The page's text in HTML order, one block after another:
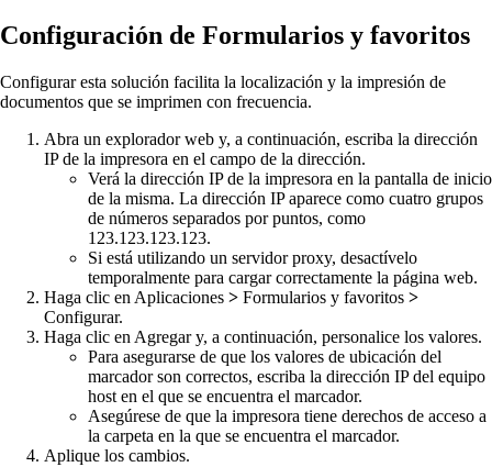
Configuración de Formularios y favoritos
Configurar esta solución facilita la localización y la impresión de
documentos que se imprimen con frecuencia.
Abra un explorador web y, a continuación, escriba la dirección
IP de la impresora en el campo de la dirección.
Verá la dirección IP de la impresora en la pantalla de inicio
de la misma. La dirección IP aparece como cuatro grupos
de números separados por puntos, como
123.123.123.123.
Si está utilizando un servidor proxy, desactívelo
temporalmente para cargar correctamente la página web.
Haga clic en Aplicaciones > Formularios y favoritos >
Configurar.
Haga clic en Agregary, a continuación, personalice los valores.
Para asegurarse de que los valores de ubicación del
marcador son correctos, escriba la dirección IP del equipo
host en el que se encuentra el marcador.
Asegúrese de que la impresora tiene derechos de acceso a
la carpeta en la que se encuentra el marcador.
Aplique los cambios.